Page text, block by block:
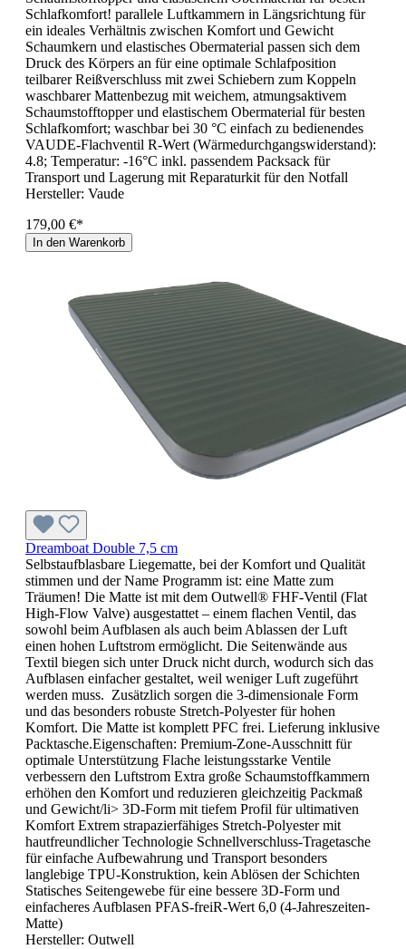
Schlafkomfort! parallele Luftkammern in Längsrichtung für
ein ideales Verhältnis zwischen Komfort und Gewicht
Schaumkern und elastisches Obermaterial passen sich dem
Druck des Körpers an für eine optimale Schlafposition
teilbarer Reißverschluss mit zwei Schiebern zum Koppeln
waschbarer Mattenbezug mit weichem, atmungsaktivem
Schaumstofftopper und elastischem Obermaterial für besten
Schlafkomfort; waschbar bei 30 °C einfach zu bedienendes
VAUDE-Flachventil R-Wert (Wärmedurchgangswiderstand):
4.8; Temperatur: -16°C inkl. passendem Packsack für
Transport und Lagerung mit Reparaturkit für den Notfall
Hersteller: Vaude
179,00 €*
In den Warenkorb
Dreamboat Double 7,5 cm
Selbstaufblasbare Liegematte, bei der Komfort und Qualität
stimmen und der Name Programm ist: eine Matte zum
Träumen! Die Matte ist mit dem Outwell® FHF-Ventil (Flat
High-Flow Valve) ausgestattet – einem flachen Ventil, das
sowohl beim Aufblasen als auch beim Ablassen der Luft
einen hohen Luftstrom ermöglicht. Die Seitenwände aus
Textil biegen sich unter Druck nicht durch, wodurch sich das
Aufblasen einfacher gestaltet, weil weniger Luft zugeführt
werden muss. Zusätzlich sorgen die 3-dimensionale Form
und das besonders robuste Stretch-Polyester für hohen
Komfort. Die Matte ist komplett PFC frei. Lieferung inklusive
Packtasche.Eigenschaften: Premium-Zone-Ausschnitt für
optimale Unterstützung Flache leistungsstarke Ventile
verbessern den Luftstrom Extra große Schaumstoffkammern
erhöhen den Komfort und reduzieren gleichzeitig Packmaß
und Gewicht/li> 3D-Form mit tiefem Profil für ultimativen
Komfort Extrem strapazierfähiges Stretch-Polyester mit
hautfreundlicher Technologie Schnellverschluss-Tragetasche
für einfache Aufbewahrung und Transport besonders
langlebige TPU-Konstruktion, kein Ablösen der Schichten
Statisches Seitengewebe für eine bessere 3D-Form und
einfacheres Aufblasen PFAS-freiR-Wert 6,0 (4-Jahreszeiten-
Matte)
Hersteller: Outwell